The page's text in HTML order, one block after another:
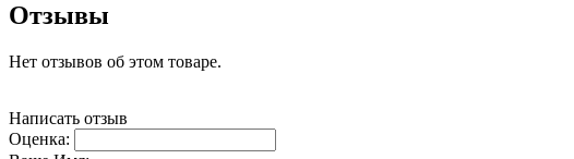
Отзывы
Нет отзывов об этом товаре.
Написать отзыв
Оценка: